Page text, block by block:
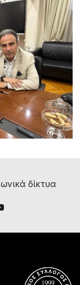
δίκτυα